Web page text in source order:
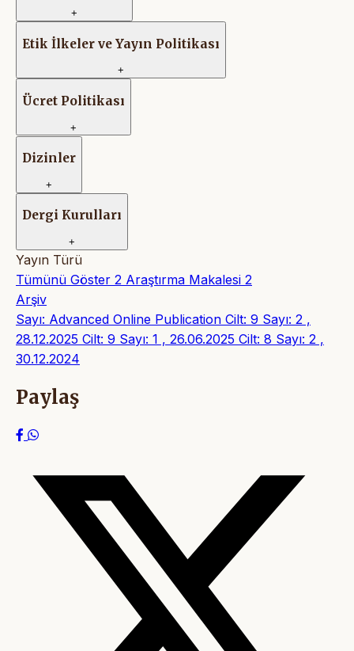
+
Etik İlkeler ve Yayın Politikası
+
Ücret Politikası
+
Dizinler
+
Dergi Kurulları
+
Yayın Türü
Tümünü Göster 2 Araştırma Makalesi 2
Arşiv
Sayı: Advanced Online Publication Cilt: 9 Sayı: 2 ,
28.12.2025 Cilt: 9 Sayı: 1 , 26.06.2025 Cilt: 8 Sayı: 2 ,
30.12.2024
Paylaş